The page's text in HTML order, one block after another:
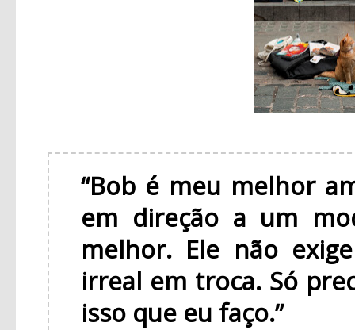
“Bob é meu melhor
em direção a um
melhor. Ele não
irreal em troca. Só
isso que eu faço.”